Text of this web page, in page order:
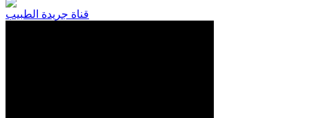
قناة جريدة الطبيب